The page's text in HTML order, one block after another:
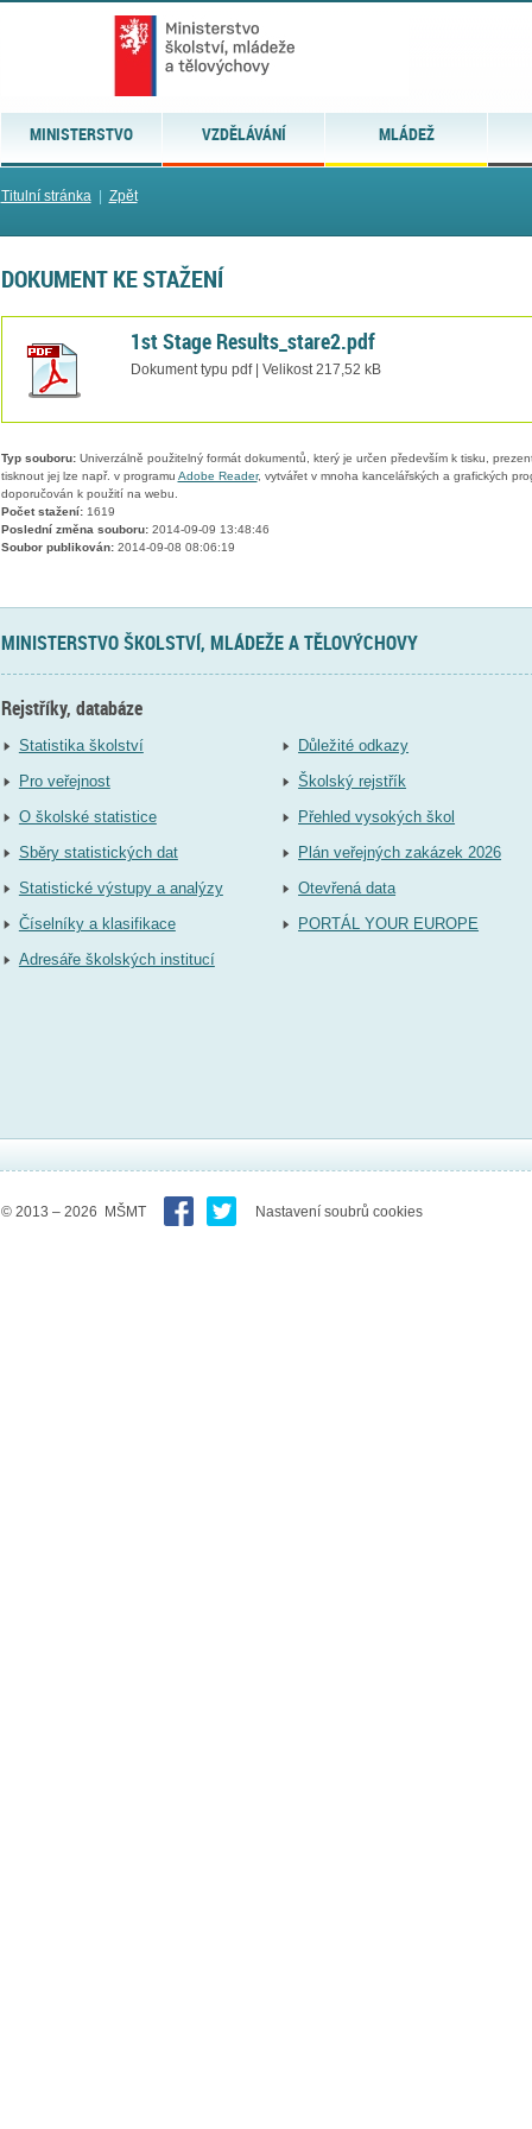
MINISTERSTVO VZDĚLÁVÁNÍ MLÁDEŽ
Titulní stránka| Zpět
DOKUMENT KE STAŽENÍ
1st Stage Results_stare2.pdf
Dokument typu pdf | Velikost 217,52 kB
Typ souboru:Univerzálně použitelný formát dokumentů, který je určen především k tisku,
tisknout jej lze např. v programu Adobe Reader, vytvářet v mnoha kancelářských a grafických
doporučován k použití na webu.
Počet stažení:1619
Poslední změna souboru:2014-09-09 13:48:46
Soubor publikován:2014-09-08 08:06:19
MINISTERSTVO ŠKOLSTVÍ, MLÁDEŽE A TĚLOVÝCHOVY
Rejstříky, databáze
Statistika školství
Pro veřejnost
O školské statistice
Sběry statistických dat
Statistické výstupy a analýzy
Číselníky a klasifikace
Adresáře školských institucí
Důležité odkazy
Školský rejstřík
Přehled vysokých škol
Plán veřejných zakázek 2026
Otevřená data
PORTÁL YOUR EUROPE
© 2013 – 2026 MŠMT Nastavení soubrů cookies